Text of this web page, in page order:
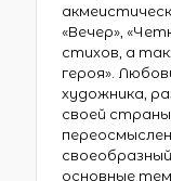
«Вечер»,
стихов, а
героя».
художника,
своей
основные